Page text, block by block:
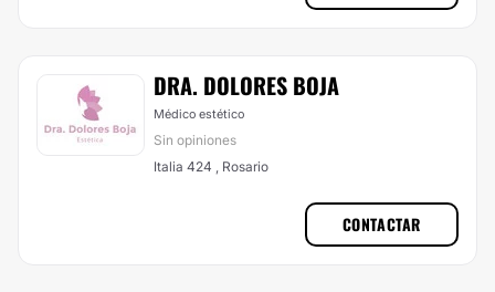
DRA. DOLORES BOJA
Médico estético
Sin opiniones
Italia 424 , Rosario
CONTACTAR